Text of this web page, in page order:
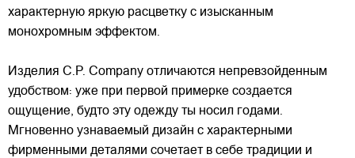
характерную яркую расцветку с изысканным
монохромным эффектом.
Изделия C.P. Company отличаются непревзойденным
удобством: уже при первой примерке создается
ощущение, будто эту одежду ты носил годами.
Мгновенно узнаваемый дизайн с характерными
фирменными деталями сочетает в себе традиции и